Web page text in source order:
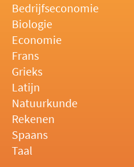
Bedrijfseconomie
Biologie
Economie
Frans
Grieks
Latijn
Natuurkunde
Rekenen
Spaans
Taal